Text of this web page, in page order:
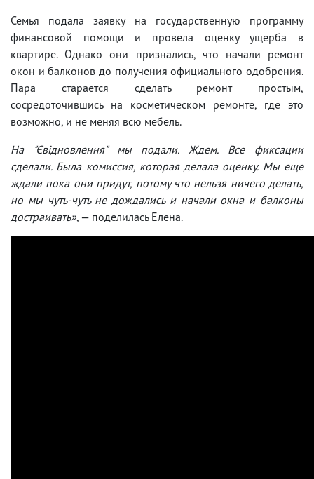
Семья подала заявку на государственную программу
финансовой помощи и провела оценку ущерба в
квартире. Однако они признались, что начали ремонт
окон и балконов до получения официального одобрения.
Пара старается сделать ремонт простым,
сосредоточившись на косметическом ремонте, где это
возможно, и не меняя всю мебель.
На "Євідновлення" мы подали. Ждем. Все фиксации
сделали. Была комиссия, которая делала оценку. Мы еще
ждали пока они придут, потому что нельзя ничего делать,
но мы чуть-чуть не дождались и начали окна и балконы
достраивать», — поделилась Елена.